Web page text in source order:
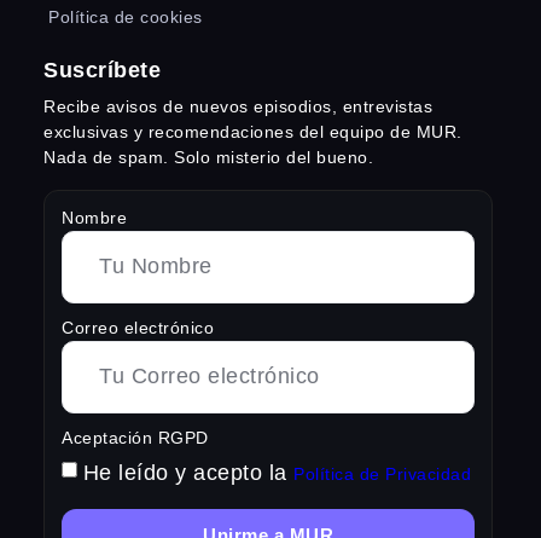
Política de cookies
Suscríbete
Recibe avisos de nuevos episodios, entrevistas
exclusivas y recomendaciones del equipo de MUR.
Nada de spam. Solo misterio del bueno.
Nombre
Correo electrónico
Aceptación RGPD
He leído y acepto la Política de Privacidad